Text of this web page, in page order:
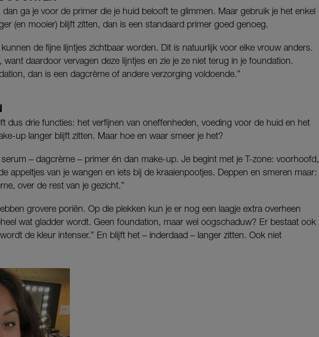
ga je voor de primer die je huid belooft te glimmen. Maar gebruik je het enkel
(en mooier) blijft zitten, dan is een standaard primer goed genoeg.
de fijne lijntjes zichtbaar worden. Dit is natuurlijk voor elke vrouw anders.
want daardoor vervagen deze lijntjes en zie je ze niet terug in je foundation.
dan is een dagcrème of andere verzorging voldoende.”
dus drie functies: het verfijnen van oneffenheden, voeding voor de huid en het
up langer blijft zitten. Maar hoe en waar smeer je het?
serum – dagcrème – primer én dan make-up. Je begint met je T-zone: voorhoofd,
appeltjes van je wangen en iets bij de kraaienpootjes. Deppen en smeren maar:
over de rest van je gezicht.”
grovere poriën. Op die plekken kun je er nog een laagje extra overheen
wat gladder wordt. Geen foundation, maar wel oogschaduw? Er bestaat ook
de kleur intenser.” En blijft het – inderdaad – langer zitten. Ook niet